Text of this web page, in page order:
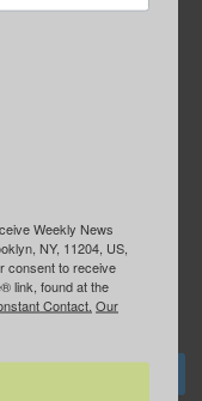
“ИЩУ СОВЕТА”
Weekly News
NY, 11204, US,
consent to receive
link, found at the
Contact. Our